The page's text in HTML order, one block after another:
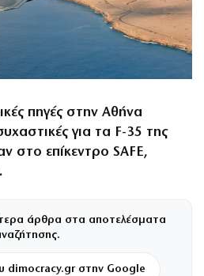
πηγές στην Αθήνα
για τα F-35 της
στο επίκεντρο SAFE,
άρθρα στα αποτελέσματα
dimocracy.gr στην Google